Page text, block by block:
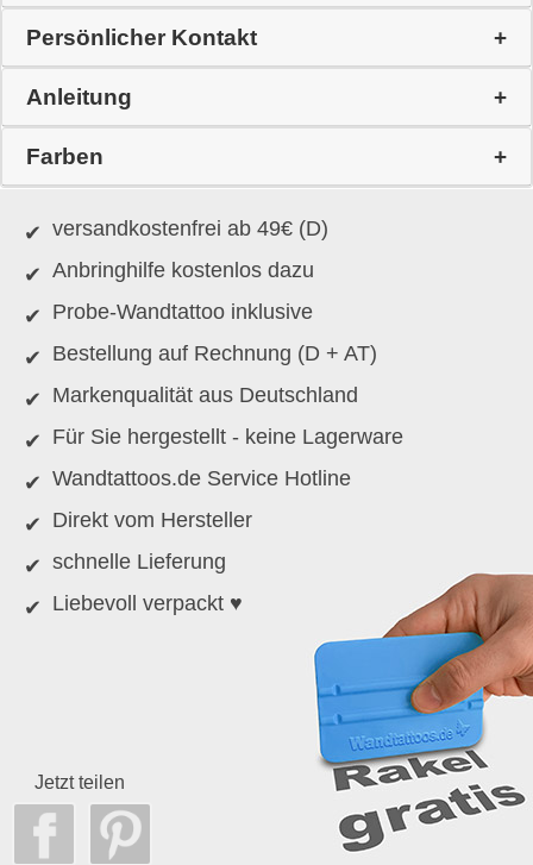
Persönlicher Kontakt
Anleitung
Farben
versandkostenfrei ab 49€ (D)
Anbringhilfe kostenlos dazu
Probe-Wandtattoo inklusive
Bestellung auf Rechnung (D + AT)
Markenqualität aus Deutschland
Für Sie hergestellt - keine Lagerware
Wandtattoos.de Service Hotline
Direkt vom Hersteller
schnelle Lieferung
Liebevoll verpackt ♥
Jetzt teilen